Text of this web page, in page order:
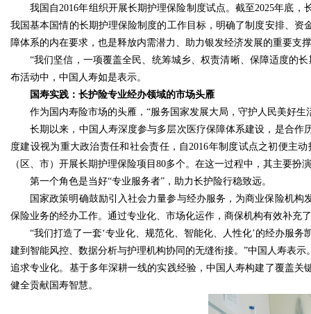
我国自2016年组织开展长期护理保险制度试点。截至2025年底
我国基本国情的长期护理保险制度的工作目标，明确了制度安排、
障体系的内在要求，也是释放内需潜力、助力银发经济发展的重要支
“我们坚信，一项覆盖全民、统筹城乡、权责清晰、保障适度的
布活动中，中国人寿如是表示。
国寿实践：长护险专业经办领域的市场头雁
作为国内寿险市场的头雁，“服务国家发展大局，守护人民美好
长期以来，中国人寿深度参与多层次医疗保障体系建设，是合
度建设视为重大政治责任和社会责任，自2016年制度试点之初便主
（区、市）开展长期护理保险项目80多个。在这一过程中，其主要扮
第一个角色是当好“专业服务者”，助力长护险行稳致远。
国家政策明确鼓励引入社会力量参与经办服务，为商业保险机
保险业务的经办工作。通过专业化、市场化运作，商保机构有效补充
“我们打造了一套‘专业化、规范化、智能化、人性化’的经办服
建到智能风控、数据分析与护理机构协同的无缝衔接。”中国人寿表示
追求专业化。基于多年深耕一线的实践经验，中国人寿构建了覆盖
健全贡献国寿智慧。